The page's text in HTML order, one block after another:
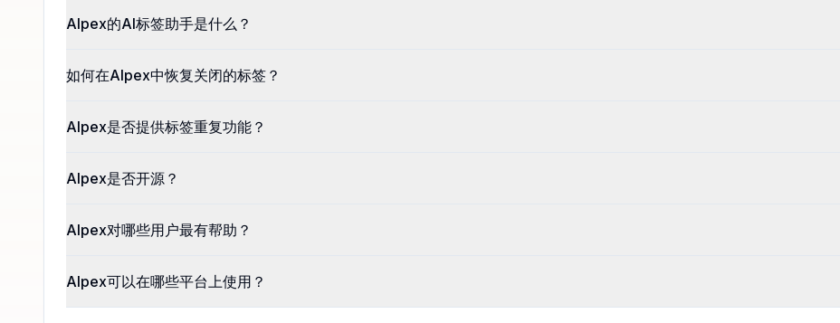
AIpex的AI标签助手是什么？
如何在AIpex中恢复关闭的标签？
AIpex是否提供标签重复功能？
AIpex是否开源？
AIpex对哪些用户最有帮助？
AIpex可以在哪些平台上使用？